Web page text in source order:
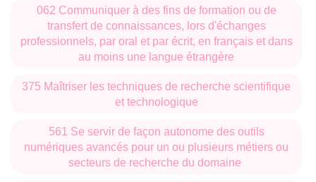
recouvrant, sous cette appellation à la fois disciplinaire et
générale, l’histoire moderne et contemporaine, dans une
étroite association. Il est directement adossé à l’EA 2958
Contemporain) puisque l’articulation en V de la mention en
4 parcours transversaux thématiques correspond aux
quatre axes de recherche du CEMMC :
Pouvoirs : acteurs, espaces et représentations
062 Communiquer à des fins de formation ou de
transfert de connaissances, lors d'échanges
professionnels, par oral et par écrit, en français et dans
au moins une langue étrangère
375 Maîtriser les techniques de recherche scientifique
et technologique
561 Se servir de façon autonome des outils
numériques avancés pour un ou plusieurs métiers ou
secteurs de recherche du domaine